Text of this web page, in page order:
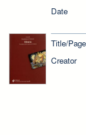
Date
Title/Page
Creator